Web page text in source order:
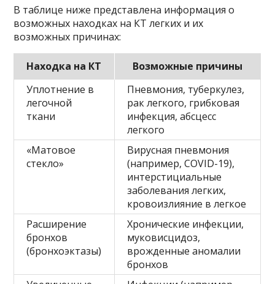
В таблице ниже представлена информация о
возможных находках на КТ легких и их
возможных причинах:
Находка на КТ
Возможные причины
Уплотнение в
легочной
ткани
Пневмония, туберкулез,
рак легкого, грибковая
инфекция, абсцесс
легкого
«Матовое
стекло»
Вирусная пневмония
(например, COVID-19),
интерстициальные
заболевания легких,
кровоизлияние в легкое
Расширение
бронхов
(бронхоэктазы)
Хронические инфекции,
муковисцидоз,
врожденные аномалии
бронхов